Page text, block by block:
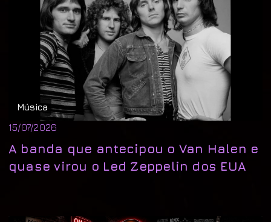
Música
15/07/2026
A banda que antecipou o Van Halen e
quase virou o Led Zeppelin dos EUA